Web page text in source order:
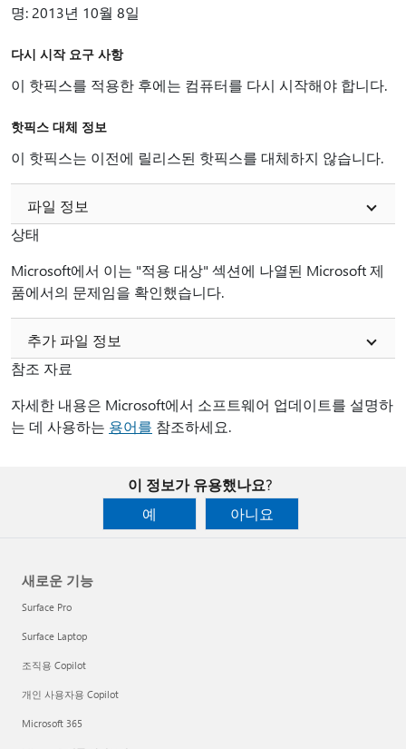
명: 2013년 10월 8일
다시 시작 요구 사항
이 핫픽스를 적용한 후에는 컴퓨터를 다시 시작해야 합니다.
핫픽스 대체 정보
이 핫픽스는 이전에 릴리스된 핫픽스를 대체하지 않습니다.
파일 정보
상태
Microsoft에서 이는 "적용 대상" 섹션에 나열된 Microsoft 제
품에서의 문제임을 확인했습니다.
추가 파일 정보
참조 자료
자세한 내용은 Microsoft에서 소프트웨어 업데이트를 설명하
는 데 사용하는 용어를 참조하세요.
이 정보가 유용했나요?
예
아니요
새로운 기능
Surface Pro
Surface Laptop
조직용 Copilot
개인 사용자용 Copilot
Microsoft 365